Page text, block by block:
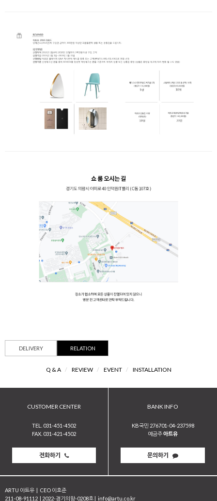
DELIVERY RELATION
Q & A / REVIEW / EVENT / INSTALLATION
CUSTOMER CENTER
TEL. 031-451-4502
FAX. 031-421-4502
전화하기
BANK INFO
KB국민 276701-04-237598
예금주아트유
문의하기
ARTU 아트유
CEO 이호준
211-08-91112
2022-경기의왕-0208호 info@artu.co.kr